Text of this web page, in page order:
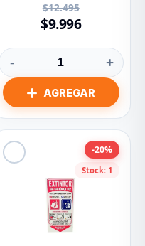
$12.495
$9.996
- +
Stock: 1
-20%